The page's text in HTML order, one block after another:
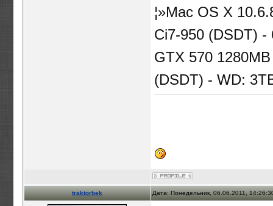
¦»Mac OS X
Ci7-950 (DSDT)
GTX 570
(DSDT) - WD:
traktorbek Дата: Понедельник, 06.06.2011,